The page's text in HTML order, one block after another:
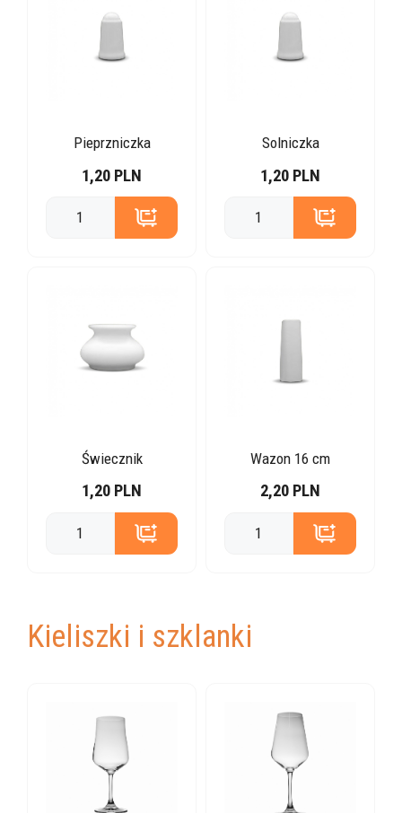
Pieprzniczka
1,20 PLN
Solniczka
1,20 PLN
Świecznik
1,20 PLN
Wazon 16 cm
2,20 PLN
Kieliszki i szklanki